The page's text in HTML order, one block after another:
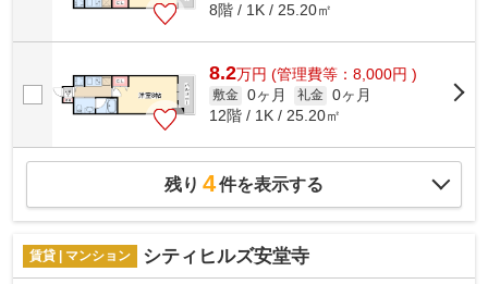
8階 / 1K / 25.20㎡
8.2万円 (管理費等：8,000円 )
敷金 0ヶ月 礼金 0ヶ月
12階 / 1K / 25.20㎡
残り 4件を表示する
賃貸 | マンション シティヒルズ安堂寺